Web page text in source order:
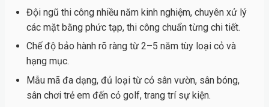
Đội ngũ thi công nhiều năm kinh nghiệm, chuyên xử lý
các mặt bằng phức tạp, thi công chuẩn từng chi tiết.
Chế độ bảo hành rõ ràng từ 2–5 năm tùy loại cỏ và
hạng mục.
Mẫu mã đa dạng, đủ loại từ cỏ sân vườn, sân bóng,
sân chơi trẻ em đến cỏ golf, trang trí sự kiện.